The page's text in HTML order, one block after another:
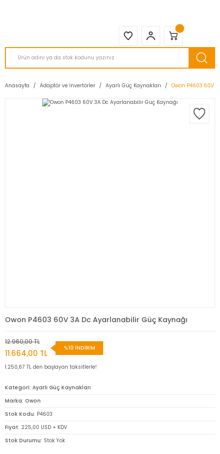
Anasayfa Adaptör ve İnvertörler Ayarlı Güç Kaynakları Owon P4603 60V
Owon P4603 60V 3A Dc Ayarlanabilir Güç Kaynağı
12.960,00 TL
11.664,00 TL
%10 İNDİRİM
1.250,67 TL den başlayan taksitlerle!
Kategori Ayarlı Güç Kaynakları
Marka Owon
Stok Kodu P4603
Fiyat 225,00 USD + KDV
Stok Durumu Stok Yok